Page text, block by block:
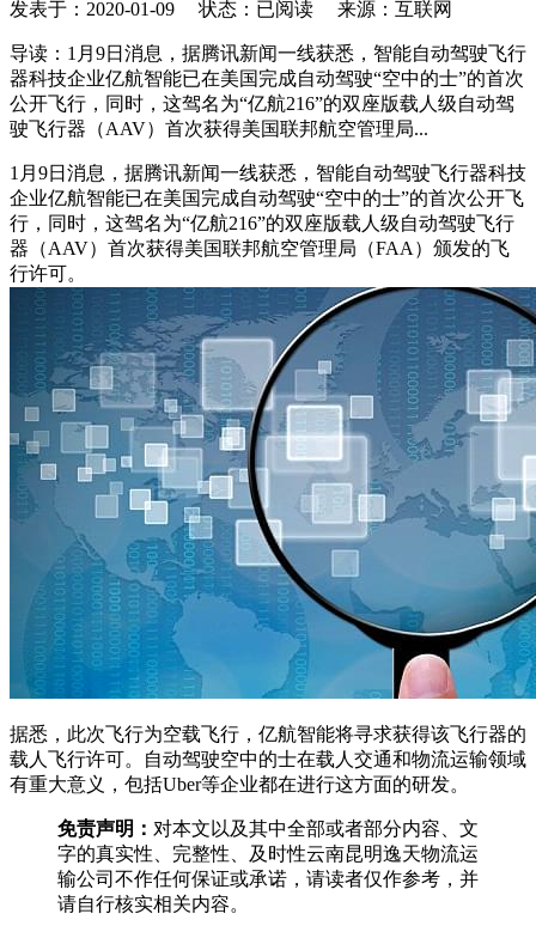
发表于： 2020-01-09 状态：已阅读 来源：互联网
导读：1月9日消息，据腾讯新闻一线获悉，智能自动驾驶飞行
器科技企业亿航智能已在美国完成自动驾驶“空中的士”的首次
公开飞行，同时，这驾名为“亿航216”的双座版载人级自动驾
驶飞行器（AAV）首次获得美国联邦航空管理局...
1月9日消息，据腾讯新闻一线获悉，智能自动驾驶飞行器科技
企业亿航智能已在美国完成自动驾驶“空中的士”的首次公开飞
行，同时，这驾名为“亿航216”的双座版载人级自动驾驶飞行
器（AAV）首次获得美国联邦航空管理局（FAA）颁发的飞
行许可。
据悉，此次飞行为空载飞行，亿航智能将寻求获得该飞行器的
载人飞行许可。自动驾驶空中的士在载人交通和物流运输领域
有重大意义，包括Uber等企业都在进行这方面的研发。
免责声明： 对本文以及其中全部或者部分内容、文
字的真实性、完整性、及时性云南昆明逸天物流运
输公司不作任何保证或承诺，请读者仅作参考，并
请自行核实相关内容。